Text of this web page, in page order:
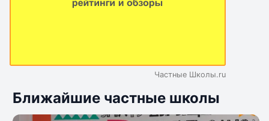
Частные Школы.ru
Ближайшие частные школы